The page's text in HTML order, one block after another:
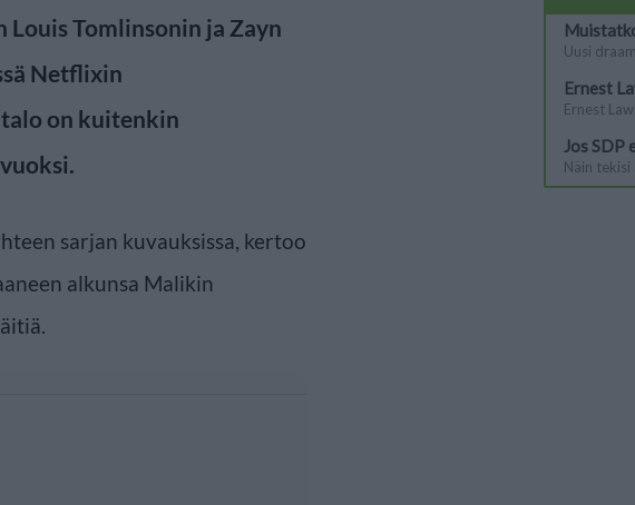
Tomlinsonin ja Zayn
Netflixin
on kuitenkin
sarjan kuvauksissa, kertoo
alkunsa Malikin